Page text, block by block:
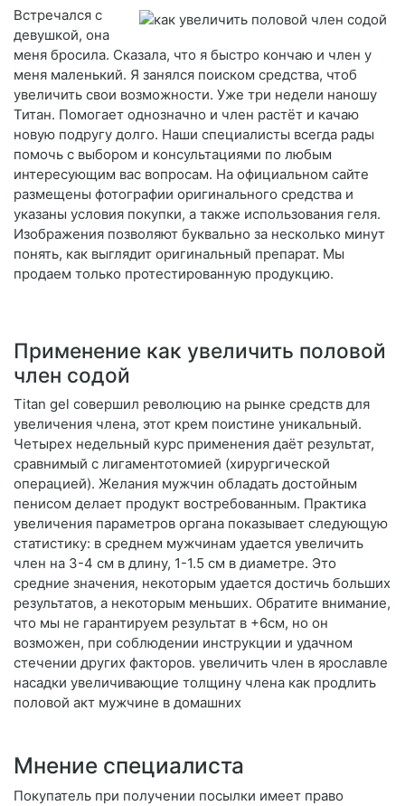
Встречался с
девушкой, она
меня бросила. Сказала, что я быстро кончаю и член у
меня маленький. Я занялся поиском средства, чтоб
увеличить свои возможности. Уже три недели наношу
Титан. Помогает однозначно и член растёт и качаю
новую подругу долго. Наши специалисты всегда рады
помочь с выбором и консультациями по любым
интересующим вас вопросам. На официальном сайте
размещены фотографии оригинального средства и
указаны условия покупки, а также использования геля.
Изображения позволяют буквально за несколько минут
понять, как выглядит оригинальный препарат. Мы
продаем только протестированную продукцию.
Применение как увеличить половой
член содой
Titan gel совершил революцию на рынке средств для
увеличения члена, этот крем поистине уникальный.
Четырех недельный курс применения даёт результат,
сравнимый с лигаментотомией (хирургической
операцией). Желания мужчин обладать достойным
пенисом делает продукт востребованным. Практика
увеличения параметров органа показывает следующую
статистику: в среднем мужчинам удается увеличить
член на 3-4 см в длину, 1-1.5 см в диаметре. Это
средние значения, некоторым удается достичь больших
результатов, а некоторым меньших. Обратите внимание,
что мы не гарантируем результат в +6см, но он
возможен, при соблюдении инструкции и удачном
стечении других факторов. увеличить член в ярославле
насадки увеличивающие толщину члена как продлить
половой акт мужчине в домашних
Мнение специалиста
Покупатель при получении посылки имеет право